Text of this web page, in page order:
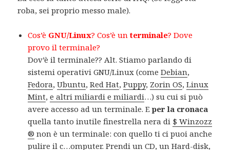
roba, sei proprio messo male).
Cos’è GNU/Linux? Cos’è unterminale? Dove
provo il terminale?
Dov’è il terminale?? Alt. Stiamo parlando di
sistemi operativi GNU/Linux (comeDebian,
Fedora,Ubuntu,Red Hat,Puppy, Zorin OS,Linux
Mint,e altri miliardi e miliardi…) su cui si può
avere accesso ad un terminale. Eper la cronaca
quella tanto inutile finestrella nera di $ Winzozz
® non è un terminale: con quello ti ci puoi anche
pulire il c…omputer. Prendi un CD, un Hard-disk,